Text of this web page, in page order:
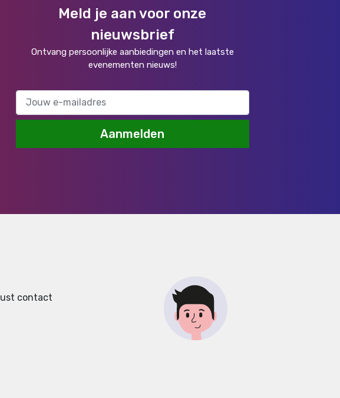
Meld je aan voor onze
nieuwsbrief
Ontvang persoonlijke aanbiedingen en het laatste
evenementen nieuws!
Aanmelden
contact